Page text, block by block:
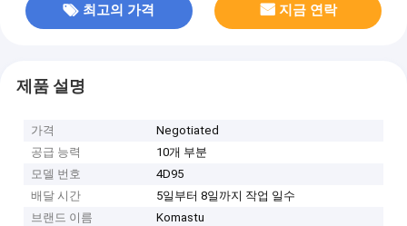
최고의 가격 지금 연락
제품 설명
가격
Negotiated
공급 능력
10개 부분
모델 번호
4D95
배달 시간
5일부터 8일까지 작업 일수
브랜드 이름
Komastu